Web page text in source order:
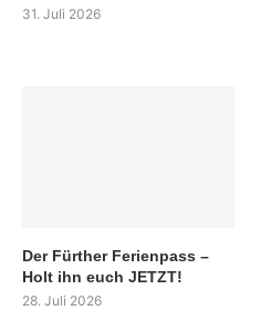
31. Juli 2026
Der Fürther Ferienpass –
Holt ihn euch JETZT!
28. Juli 2026